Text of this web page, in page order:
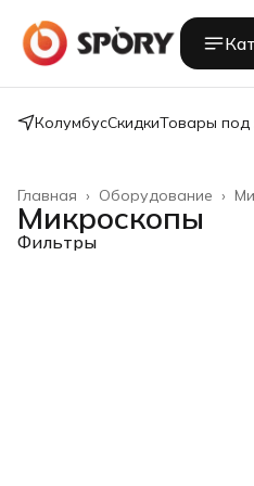
КолумбусСкидкиТовары под
Оборудование ›
Главная ›
Микроскопы
Фильтры